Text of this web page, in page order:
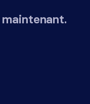
maintenant.